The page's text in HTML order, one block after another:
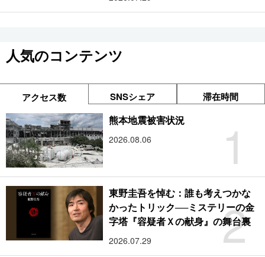
人気のコンテンツ
アクセス数 SNSシェア 滞在時間
1
熊本地震被害状況
2026.08.06
2
東野圭吾を悼む：誰も考えつかな
かったトリック──ミステリーの金
字塔『容疑者Ｘの献身』の舞台裏
2026.07.29